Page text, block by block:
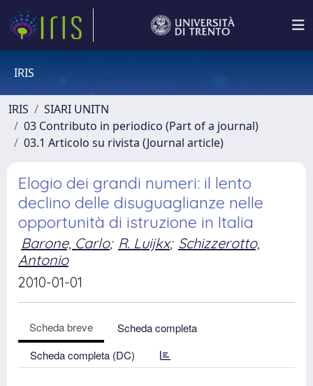
IRIS
IRIS
SIARI UNITN
03 Contributo in periodico (Part of a journal)
03.1 Articolo su rivista (Journal article)
Elogio dei grandi numeri: il lento
declino delle disuguaglianze nelle
opportunità di istruzione in Italia
Barone, Carlo; R. Luijkx; Schizzerotto,
Antonio
2010-01-01
Scheda breve
Scheda completa
Scheda completa (DC)